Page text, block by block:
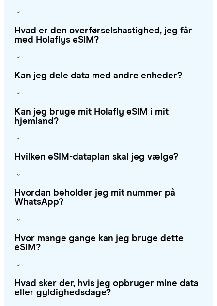
Hvad er den overførselshastighed, jeg får
med Holaflys eSIM?
Kan jeg dele data med andre enheder?
Kan jeg bruge mit Holafly eSIM i mit
hjemland?
Hvilken eSIM-dataplan skal jeg vælge?
Hvordan beholder jeg mit nummer på
WhatsApp?
Hvor mange gange kan jeg bruge dette
eSIM?
Hvad sker der, hvis jeg opbruger mine data
eller gyldighedsdage?